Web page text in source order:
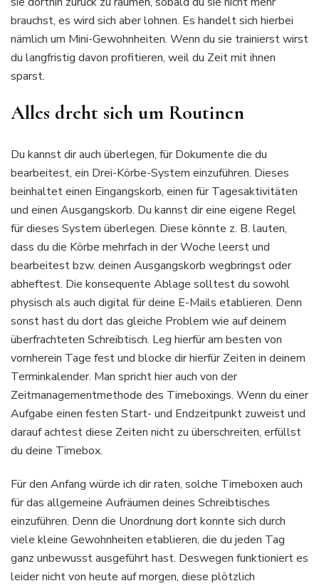
brauchst, es wird sich aber lohnen. Es handelt sich hierbei
nämlich um Mini-Gewohnheiten. Wenn du sie trainierst wirst
du langfristig davon profitieren, weil du Zeit mit ihnen
sparst.
Alles dreht sich um Routinen
Du kannst dir auch überlegen, für Dokumente die du
bearbeitest, ein Drei-Körbe-System einzuführen. Dieses
beinhaltet einen Eingangskorb, einen für Tagesaktivitäten
und einen Ausgangskorb. Du kannst dir eine eigene Regel
für dieses System überlegen. Diese könnte z. B. lauten,
dass du die Körbe mehrfach in der Woche leerst und
bearbeitest bzw. deinen Ausgangskorb wegbringst oder
abheftest. Die konsequente Ablage solltest du sowohl
physisch als auch digital für deine E-Mails etablieren. Denn
sonst hast du dort das gleiche Problem wie auf deinem
überfrachteten Schreibtisch. Leg hierfür am besten von
vornherein Tage fest und blocke dir hierfür Zeiten in deinem
Terminkalender. Man spricht hier auch von der
Zeitmanagementmethode des Timeboxings. Wenn du einer
Aufgabe einen festen Start- und Endzeitpunkt zuweist und
darauf achtest diese Zeiten nicht zu überschreiten, erfüllst
du deine Timebox.
Für den Anfang würde ich dir raten, solche Timeboxen auch
für das allgemeine Aufräumen deines Schreibtisches
einzuführen. Denn die Unordnung dort konnte sich durch
viele kleine Gewohnheiten etablieren, die du jeden Tag
ganz unbewusst ausgeführt hast. Deswegen funktioniert es
leider nicht von heute auf morgen, diese plötzlich